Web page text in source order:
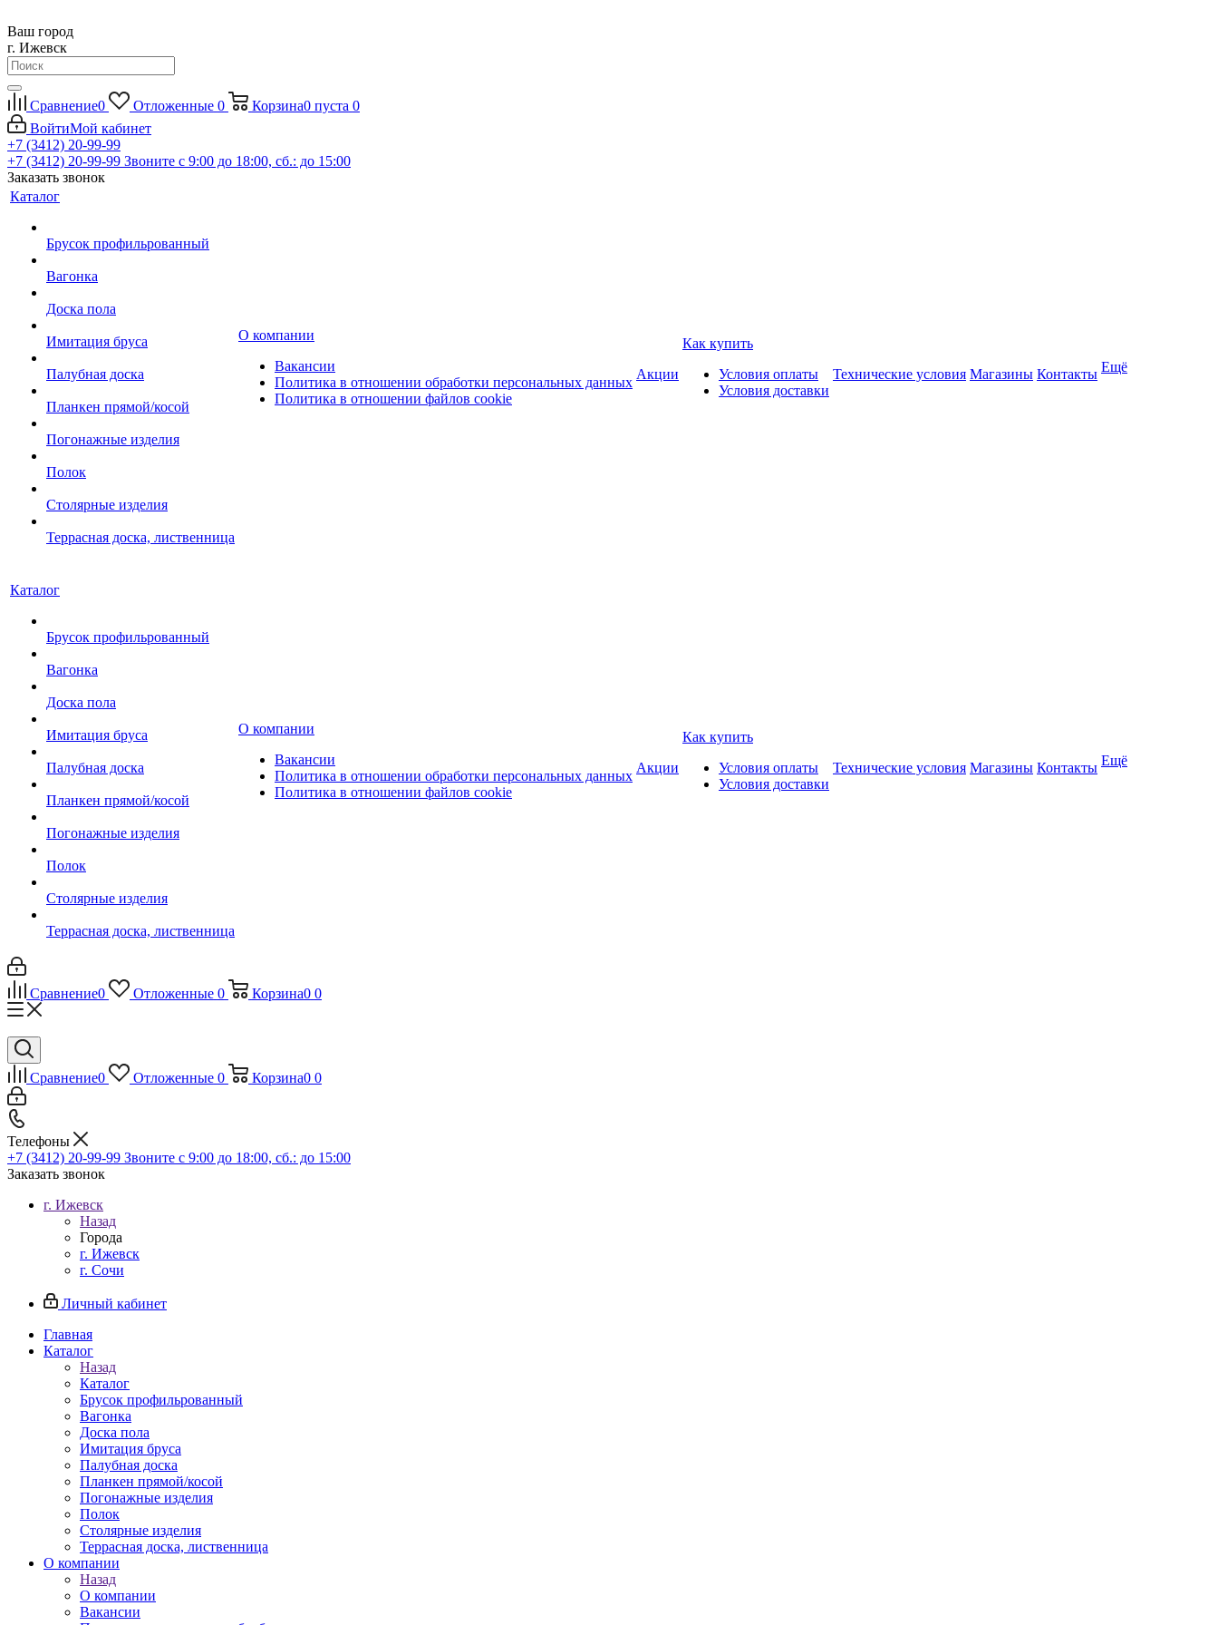
Ваш город
г. Ижевск
Сравнение0 Отложенные 0 Корзина0 пуста 0
ВойтиМой кабинет
+7 (3412) 20-99-99
+7 (3412) 20-99-99 Звоните с 9:00 до 18:00, сб.: до 15:00
Заказать звонок
Каталог
Брусок профильрованный
Вагонка
Доска пола
Имитация бруса
Палубная доска
Планкен прямой/косой
Погонажные изделия
Полок
Столярные изделия
Террасная доска, лиственница
О компании
Вакансии
Политика в отношении обработки персональных данных
Политика в отношении файлов cookie
Акции
Как купить
Условия оплаты
Условия доставки
Технические условия Магазины Контакты Ещё
Каталог
Брусок профильрованный
Вагонка
Доска пола
Имитация бруса
Палубная доска
Планкен прямой/косой
Погонажные изделия
Полок
Столярные изделия
Террасная доска, лиственница
О компании
Вакансии
Политика в отношении обработки персональных данных
Политика в отношении файлов cookie
Акции
Как купить
Условия оплаты
Условия доставки
Технические условия Магазины Контакты Ещё
Сравнение0 Отложенные 0 Корзина0 0
Сравнение0 Отложенные 0 Корзина0 0
Телефоны
+7 (3412) 20-99-99 Звоните с 9:00 до 18:00, сб.: до 15:00
Заказать звонок
г. Ижевск
Назад
Города
г. Ижевск
г. Сочи
Личный кабинет
Главная
Каталог
Назад
Каталог
Брусок профильрованный
Вагонка
Доска пола
Имитация бруса
Палубная доска
Планкен прямой/косой
Погонажные изделия
Полок
Столярные изделия
Террасная доска, лиственница
О компании
Назад
О компании
Вакансии